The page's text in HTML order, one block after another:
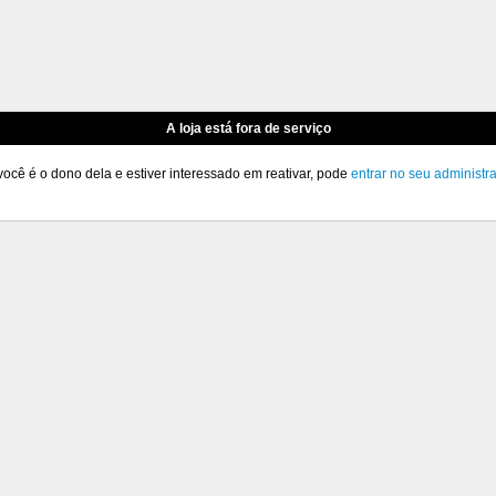
A loja está fora de serviço
é o dono dela e estiver interessado em reativar, pode entrar no seu